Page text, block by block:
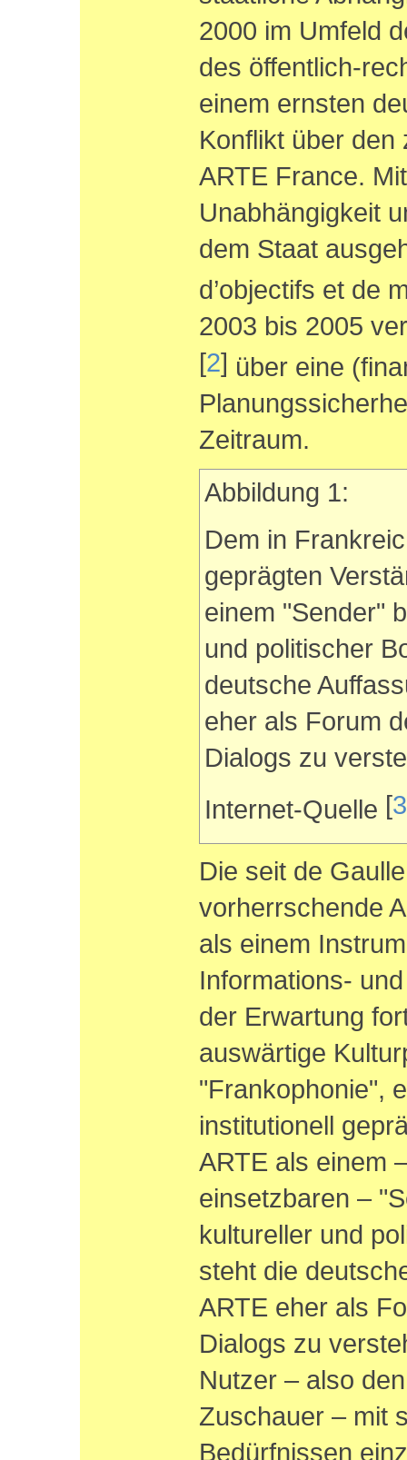
2000 im Umfeld
des öffentlich-
einem ernsten
Konflikt über den
ARTE France.
Unabhängigkeit
dem Staat
d’objectifs et de
2003 bis 2005
[2] über eine
Zeitraum.
Abbildung 1:
Dem in
geprägten
einem "Sender"
und politischer
deutsche
eher als Forum
Dialogs zu
Internet-Quelle [3
Die seit de
vorherrschende
als einem
Informations-
der Erwartung
auswärtige
"Frankophonie",
institutionell
ARTE als einem
einsetzbaren –
kultureller und
steht die
ARTE eher als
Dialogs zu
Nutzer – also
Zuschauer – mit
Bedürfnissen